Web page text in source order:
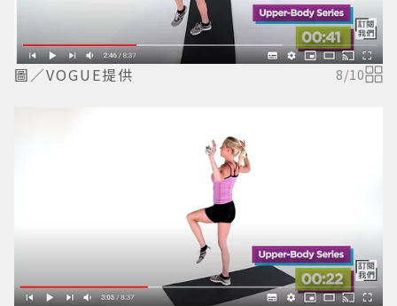
圖／VOGUE提供 8/10